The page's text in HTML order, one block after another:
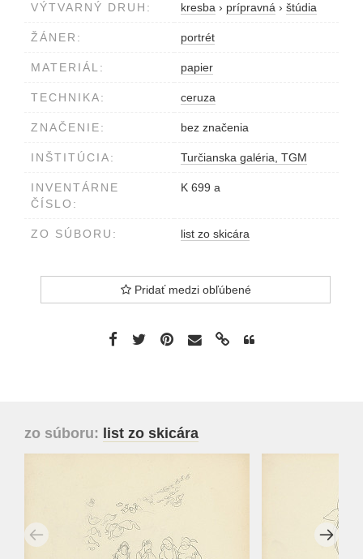
VÝTVARNÝ DRUH: kresba › prípravná › štúdia
ŽÁNER: portrét
MATERIÁL: papier
TECHNIKA: ceruza
ZNAČENIE: bez značenia
INŠTITÚCIA: Turčianska galéria, TGM
INVENTÁRNE
ČÍSLO:
K 699 a
ZO SÚBORU: list zo skicára
Pridať medzi obľúbené
zo súboru: list zo skicára